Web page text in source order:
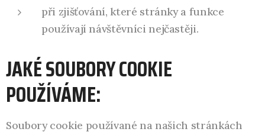
při zjišťování, které stránky a funkce
používají návštěvníci nejčastěji.
JAKÉ SOUBORY COOKIE
POUŽÍVÁME:
Soubory cookie používané na našich stránkách